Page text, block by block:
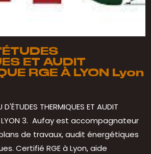
ET AUDIT
RGE À LYON Lyon
THERMIQUES ET AUDIT
À LYON 3. Aufay est accompagnateur
de travaux, audit énergétiques
Certifié RGE à Lyon, aide